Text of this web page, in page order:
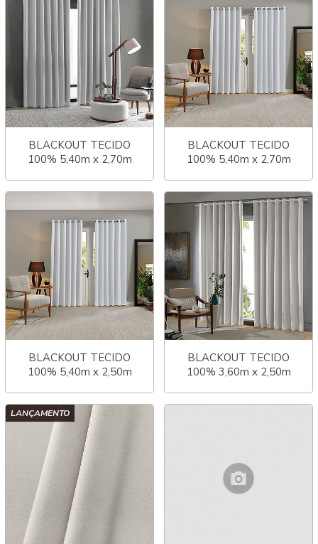
BLACKOUT TECIDO
100% 5,40m x 2,70m
BLACKOUT TECIDO
100% 5,40m x 2,70m
BLACKOUT TECIDO
100% 5,40m x 2,50m
BLACKOUT TECIDO
100% 3,60m x 2,50m
LANÇAMENTO